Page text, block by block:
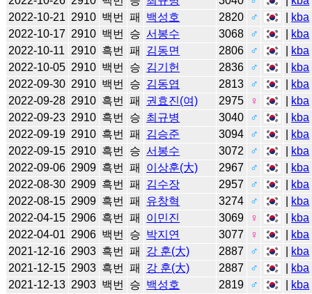
2022-10-21 2910 백번 패 백성호 2820 ♂ kba
2022-10-17 2910 백번 승 서봉수 3068 ♂ kba
2022-10-11
2910 흑번 패 김동면 2806 ♂ kba
2022-10-05 2910 백번 승 김기헌 2836 ♂ kba
2022-09-30 2910 백번 승 김동엽 2813 ♂ kba
2022-09-28 2910 흑번 패 권효진(여) 2975 ♀ kba
2022-09-23 2910 흑번 승 최규병 3040 ♂ kba
2022-09-19 2910 흑번 패 김승준 3094 ♂ kba
2022-09-15 2910 흑번 승 서봉수 3072 ♂ kba
2022-09-06 2909 흑번 패 이상훈(大) 2967 ♂ kba
2022-08-30 2909 흑번 패 김수장 2957 ♂ kba
2022-08-15 2909 흑번 패 유창혁 3274 ♂ kba
2022-04-15 2906 흑번 패 이민진 3069 ♀ kba
2022-04-01 2906 백번 승 박지연 3077 ♀ kba
2021-12-16 2903 흑번 패 강 훈(大) 2887 ♂ kba
2021-12-15 2903 흑번 패 강 훈(大) 2887 ♂ kba
2021-12-13 2903 백번 승 백성호 2819 ♂ kba